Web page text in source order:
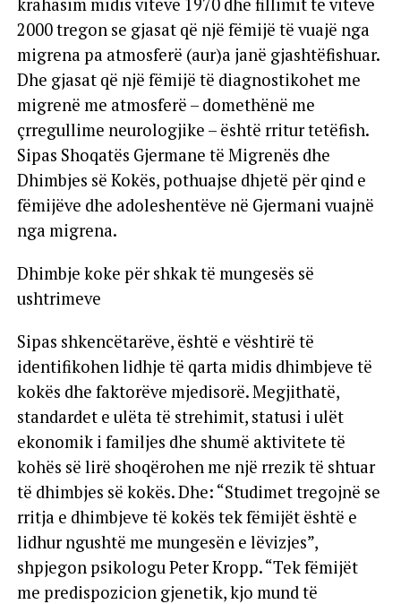
krahasim midis viteve 1970 dhe fillimit të viteve
2000 tregon se gjasat që një fëmijë të vuajë nga
migrena pa atmosferë (aur)a janë gjashtëfishuar.
Dhe gjasat që një fëmijë të diagnostikohet me
migrenë me atmosferë – domethënë me
çrregullime neurologjike – është rritur tetëfish.
Sipas Shoqatës Gjermane të Migrenës dhe
Dhimbjes së Kokës, pothuajse dhjetë për qind e
fëmijëve dhe adoleshentëve në Gjermani vuajnë
nga migrena.
Dhimbje koke për shkak të mungesës së
ushtrimeve
Sipas shkencëtarëve, është e vështirë të
identifikohen lidhje të qarta midis dhimbjeve të
kokës dhe faktorëve mjedisorë. Megjithatë,
standardet e ulëta të strehimit, statusi i ulët
ekonomik i familjes dhe shumë aktivitete të
kohës së lirë shoqërohen me një rrezik të shtuar
të dhimbjes së kokës. Dhe: “Studimet tregojnë se
rritja e dhimbjeve të kokës tek fëmijët është e
lidhur ngushtë me mungesën e lëvizjes”,
shpjegon psikologu Peter Kropp. “Tek fëmijët
me predispozicion gjenetik, kjo mund të